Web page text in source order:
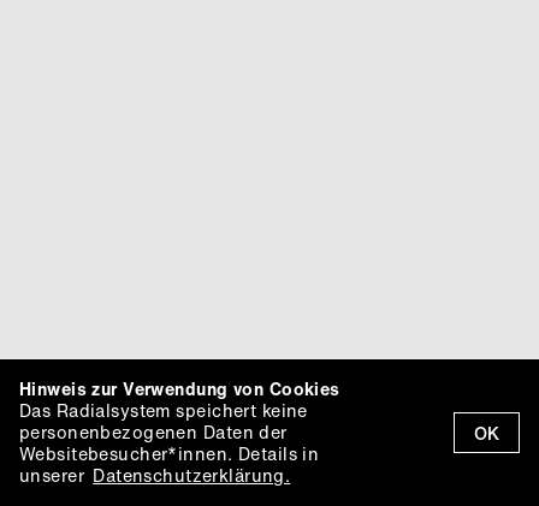
OK
Hinweis zur Verwendung von Cookies
Das Radialsystem speichert keine
personenbezogenen Daten der
Websitebesucher*innen. Details in
unserer Datenschutzerklärung.